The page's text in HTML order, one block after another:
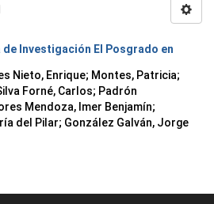
de Investigación El Posgrado en
Nieto, Enrique; Montes, Patricia;
Forné, Carlos; Padrón
Mendoza, Imer Benjamín;
del Pilar; González Galván, Jorge